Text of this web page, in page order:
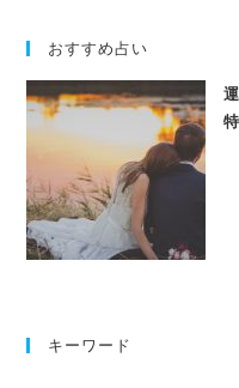
おすすめ占い
キーワード